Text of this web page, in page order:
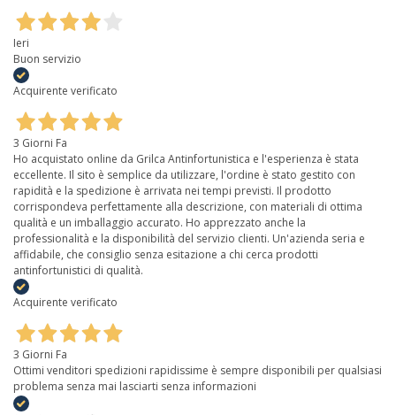
Ieri
Buon servizio
Acquirente verificato
3 Giorni Fa
Ho acquistato online da Grilca Antinfortunistica e l'esperienza è stata
eccellente. Il sito è semplice da utilizzare, l'ordine è stato gestito con
rapidità e la spedizione è arrivata nei tempi previsti. Il prodotto
corrispondeva perfettamente alla descrizione, con materiali di ottima
qualità e un imballaggio accurato. Ho apprezzato anche la
professionalità e la disponibilità del servizio clienti. Un'azienda seria e
affidabile, che consiglio senza esitazione a chi cerca prodotti
antinfortunistici di qualità.
Acquirente verificato
3 Giorni Fa
Ottimi venditori spedizioni rapidissime è sempre disponibili per qualsiasi
problema senza mai lasciarti senza informazioni